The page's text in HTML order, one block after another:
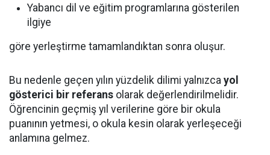
Yabancı dil ve eğitim programlarına gösterilen
ilgiye
göre yerleştirme tamamlandıktan sonra oluşur.
Bu nedenle geçen yılın yüzdelik dilimi yalnızca yol
gösterici bir referans olarak değerlendirilmelidir.
Öğrencinin geçmiş yıl verilerine göre bir okula
puanının yetmesi, o okula kesin olarak yerleşeceği
anlamına gelmez.